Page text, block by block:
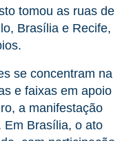
tomou as ruas de
Brasília e Recife,
se concentram na
e faixas em apoio
a manifestação
Em Brasília, o ato